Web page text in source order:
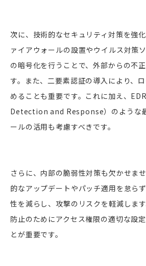
次に、技術的なセキュリティ対策を強
ァイアウォールの設置やウイルス対策
の暗号化を行うことで、外部からの不
す。また、二要素認証の導入により、
めることも重要です。これに加え、
Detection and Response）のような
ールの活用も考慮すべきです。
さらに、内部の脆弱性対策も欠かせま
的なアップデートやパッチ適用を怠ら
性を減らし、攻撃のリスクを軽減しま
防止のためにアクセス権限の適切な設
とが重要です。